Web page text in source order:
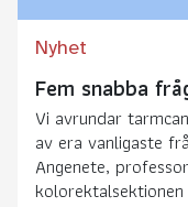
Nyhet
Fem snabba
Vi avrundar
av era vanligaste
Angenete,
kolorektalsektionen